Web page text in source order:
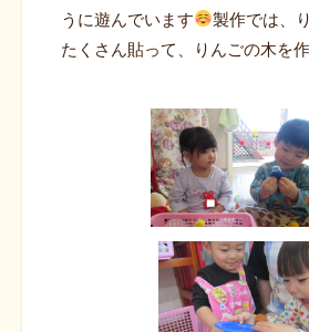
うに遊んでいます
製作では、
たくさん貼って、りんごの木を